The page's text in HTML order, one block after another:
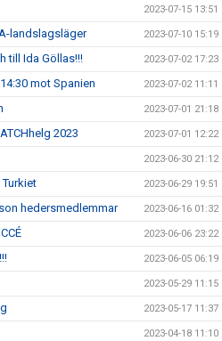
2023-07-15 13:51
landslagsläger 2023-07-10 15:19
till Ida Göllas!!! 2023-07-02 17:23
mot Spanien 2023-07-02 11:11
2023-07-01 21:18
2023 2023-07-01 12:22
2023-06-30 21:12
2023-06-29 19:51
hedersmedlemmar 2023-06-16 01:32
2023-06-06 23:22
2023-06-05 06:19
2023-05-29 11:15
2023-05-17 11:37
2023-04-18 11:10